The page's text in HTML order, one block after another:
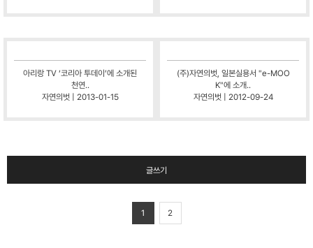
아리랑 TV ‘코리아 투데이’에 소개된
천연..
자연의벗 | 2013-01-15
(주)자연의벗, 일본실용서 "e-MOO
K"에 소개..
자연의벗 | 2012-09-24
글쓰기
1 2